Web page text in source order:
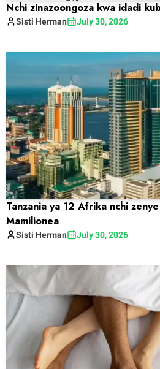
Nchi zinazoongoza kwa idadi
Sisti Herman July 30, 2026
Tanzania ya 12 Afrika nchi
Mamilionea
Sisti Herman July 30, 2026